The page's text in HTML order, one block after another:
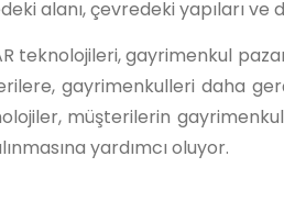
alanı, çevredeki yapıları
teknolojileri, gayrimenkul
gayrimenkulleri daha
müşterilerin
yardımcı oluyor.